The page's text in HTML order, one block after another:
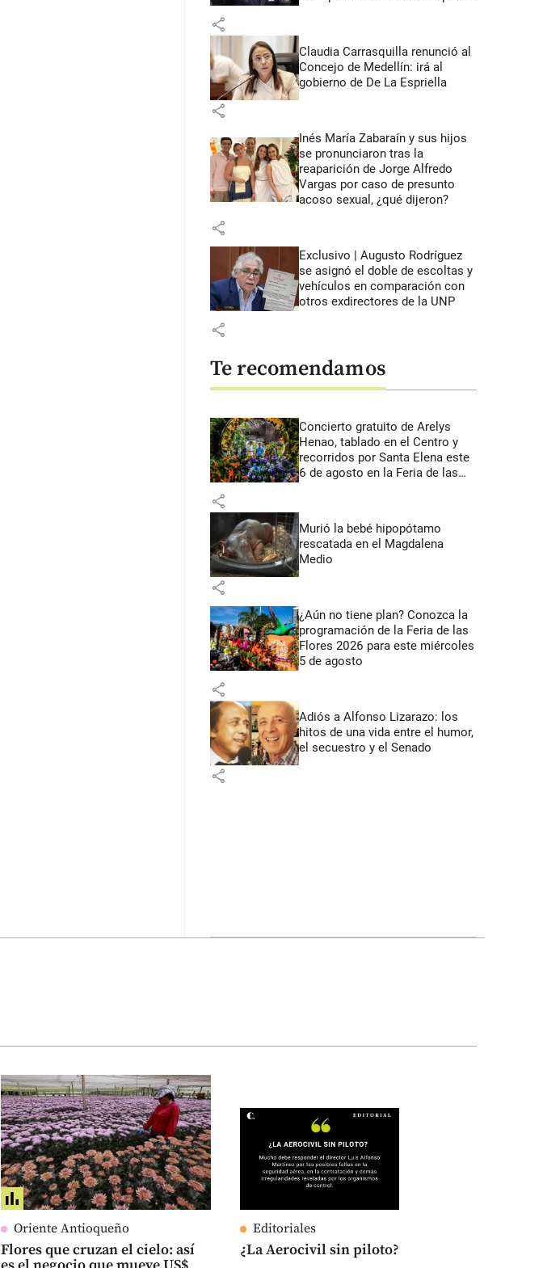
share
Claudia Carrasquilla renunció al
Concejo de Medellín: irá al
gobierno de De La Espriella
share
Inés María Zabaraín y sus hijos
se pronunciaron tras la
reaparición de Jorge Alfredo
Vargas por caso de presunto
acoso sexual, ¿qué dijeron?
share
Exclusivo | Augusto Rodríguez
se asignó el doble de escoltas y
vehículos en comparación con
otros exdirectores de la UNP
share
Te recomendamos
Concierto gratuito de Arelys
Henao, tablado en el Centro y
recorridos por Santa Elena este
6 de agosto en la Feria de las
share
Murió la bebé hipopótamo
rescatada en el Magdalena
Medio
share
¿Aún no tiene plan? Conozca la
programación de la Feria de las
Flores 2026 para este miércoles
5 de agosto
share
Adiós a Alfonso Lizarazo: los
hitos de una vida entre el humor,
el secuestro y el Senado
share
Oriente Antioqueño
Flores que cruzan el cielo: así
Editoriales
¿La Aerocivil sin piloto?